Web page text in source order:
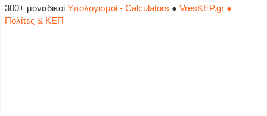
300+ μοναδικοίΥπολογισμοί - Calculators ●VresKEP.gr ●
Πολίτες & ΚΕΠ